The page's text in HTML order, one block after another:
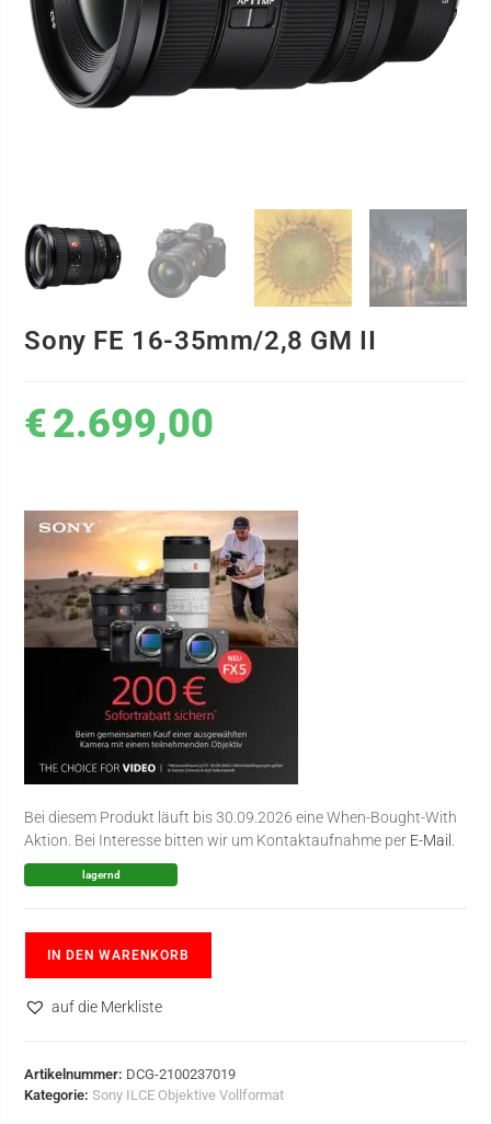
Sony FE 16-35mm/2,8 GM II
€2.699,00
Bei diesem Produkt läuft bis 30.09.2026 eine When-Bought-With
Aktion. Bei Interesse bitten wir um Kontaktaufnahme per E-Mail
lagernd
IN DEN WARENKORB
auf die Merkliste
Artikelnummer: DCG-2100237019
Kategorie:Sony ILCE Objektive Vollformat